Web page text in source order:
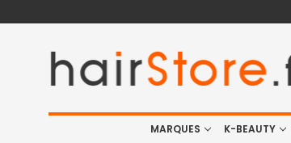
MARQUES K-BEAUTY